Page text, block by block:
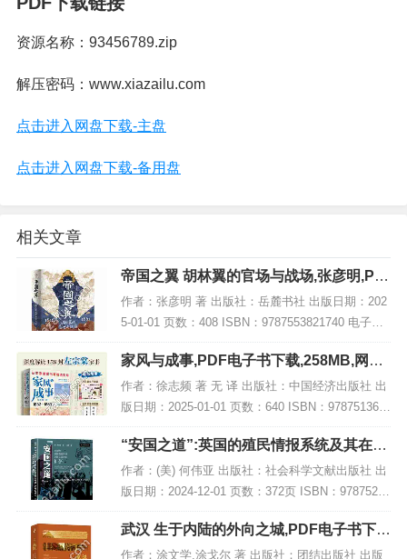
资源名称：93456789.zip
解压密码：www.xiazailu.com
点击进入网盘下载-主盘
点击进入网盘下载-备用盘
相关文章
帝国之翼 胡林翼的官场与战场,张彦明,PD
F电子书网盘下载
作者：张彦明 著 出版社：岳麓书社 出版日期：202
5-01-01 页数：408 ISBN：9787553821740 电子书
大小：219MB [高清扫描版PDF格式] 内容简介 本书
聚焦于...
家风与成事,PDF电子书下载,258MB,网盘
资源
作者：徐志频 著 无 译 出版社：中国经济出版社 出
版日期：2025-01-01 页数：640 ISBN：978751367
9237 电子书大小：258MB [高清扫描版PDF格式] 内
容简...
“安国之道”:英国的殖民情报系统及其在亚
洲的扩张,PDF下载
作者：(美) 何伟亚 出版社：社会科学文献出版社 出
版日期：2024-12-01 页数：372页 ISBN：97875228
32937 电子书大小：187MB [高清扫描版PDF格式]
内容...
武汉 生于内陆的外向之城,PDF电子书下
载,网盘资源
作者：涂文学,涂戈尔 著 出版社：团结出版社 出版